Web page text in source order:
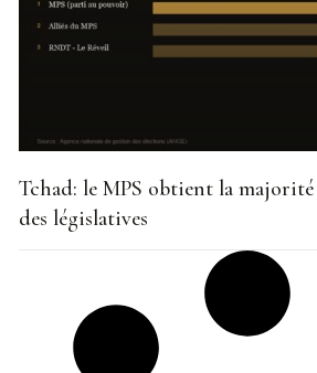
Tchad: le MPS obtient la majorité
des législatives